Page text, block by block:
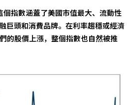
指數涵蓋了美國市值最大、流動性
巨頭和消費品牌。在利率趨穩或經濟
的股價上漲，整個指數也自然被推